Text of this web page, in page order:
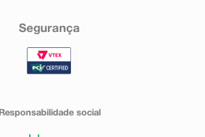
Segurança
Responsabilidade social